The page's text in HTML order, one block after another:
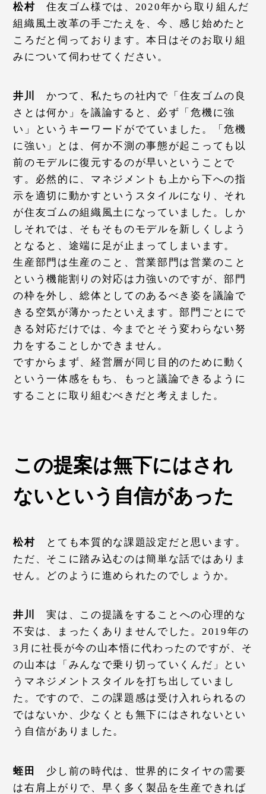
松村 住友ゴム様では、2020年から取り組んだ
組織風土改革の手ごたえを、今、感じ始めたと
ころだと伺っております。本日はそのお取り組
みについて伺わせてください。
井川
かつて、私たちの社内で「住友ゴムの良
さとは何か」を議論すると、必ず「危機に強
い」というキーワードがでていました。「危機
に強い」とは、何か不測の事態が起こっても以
前のモデルに復元するのが早いということで
す。必然的に、マネジメントも上から下への指
示を適切に動かすというスタイルになり、それ
が住友ゴムの組織風土になっていました。しか
しそれでは、そもそものモデルを新しくしよう
となると、途端に足が止まってしまいます。
生産部門は生産のこと、営業部門は営業のこと
という機能割りの対応は力強いのですが、部門
の枠を外し、総体としてのあるべき姿を議論で
きる空気が薄かったといえます。部門ごとにで
きる対応だけでは、今までとそう変わらない努
力をすることしかできません。
ですからまず、経営層が同じ目的のために動く
という一体感をもち、もっと議論できるように
することに取り組むべきだと考えました。
この提案は無下にはされ
ないという自信があった
松村 とても本質的な課題設定だと思います。
ただ、そこに踏み込むのは簡単な話ではありま
せん。どのように進められたのでしょうか。
井川
実は、この提議をすることへの心理的な
不安は、まったくありませんでした。2019年の
3月に社長が今の山本悟に代わったのですが、そ
の山本は「みんなで乗り切っていくんだ」とい
うマネジメントスタイルを打ち出していまし
た。ですので、この課題感は受け入れられるの
ではないか、少なくとも無下にはされないとい
う自信がありました。
蛭田
少し前の時代は、世界的にタイヤの需要
は右肩上がりで、早く多く製品を生産できれば